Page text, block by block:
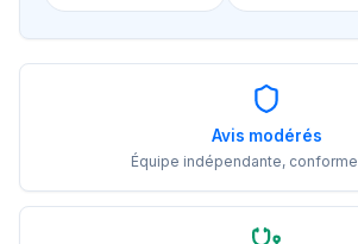
Avis modérés
Équipe indépendante, conforme